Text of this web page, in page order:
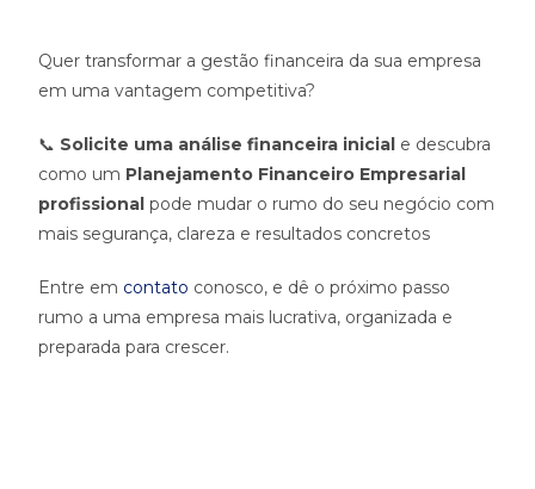
Quer transformar a gestão financeira da sua empresa
em uma vantagem competitiva?
📞 Solicite uma análise financeira inicial e descubra
como um Planejamento Financeiro Empresarial
profissional pode mudar o rumo do seu negócio com
mais segurança, clareza e resultados concretos
Entre em contato conosco, e dê o próximo passo
rumo a uma empresa mais lucrativa, organizada e
preparada para crescer.